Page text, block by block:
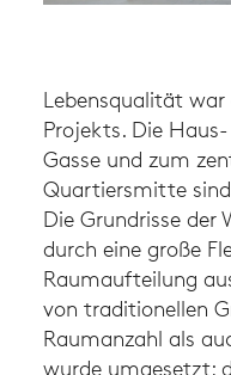
Lebensqualität
Projekts. Die
Gasse und zum
Quartiersmitte
Die Grundrisse der
durch eine große
Raumaufteilung
von traditionellen
Raumanzahl als
wurde umgesetzt;